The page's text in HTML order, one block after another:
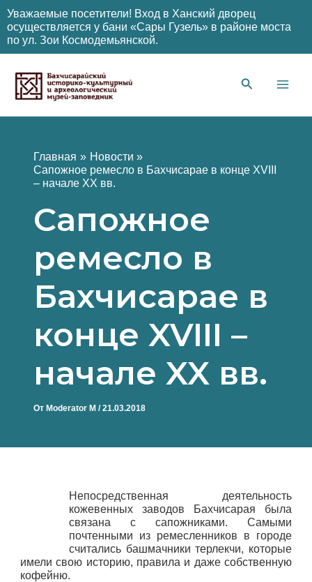
Уважаемые посетители! Вход в Ханский дворец
осуществляется у бани «Сары Гузель» в районе моста
по ул. Зои Космодемьянской.
содержимому
Главная
Новости
Сапожное ремесло в Бахчисарае в конце XVIII
– начале XX вв.
Сапожное
ремесло в
Бахчисарае в
конце XVIII –
начале XX вв.
От Moderator M /21.03.2018
Непосредственная деятельность
кожевенных заводов Бахчисарая была
связана с сапожниками. Самыми
почтенными из ремесленников в городе
считались башмачники терлекчи, которые
имели свою историю, правила и даже собственную
кофейню.